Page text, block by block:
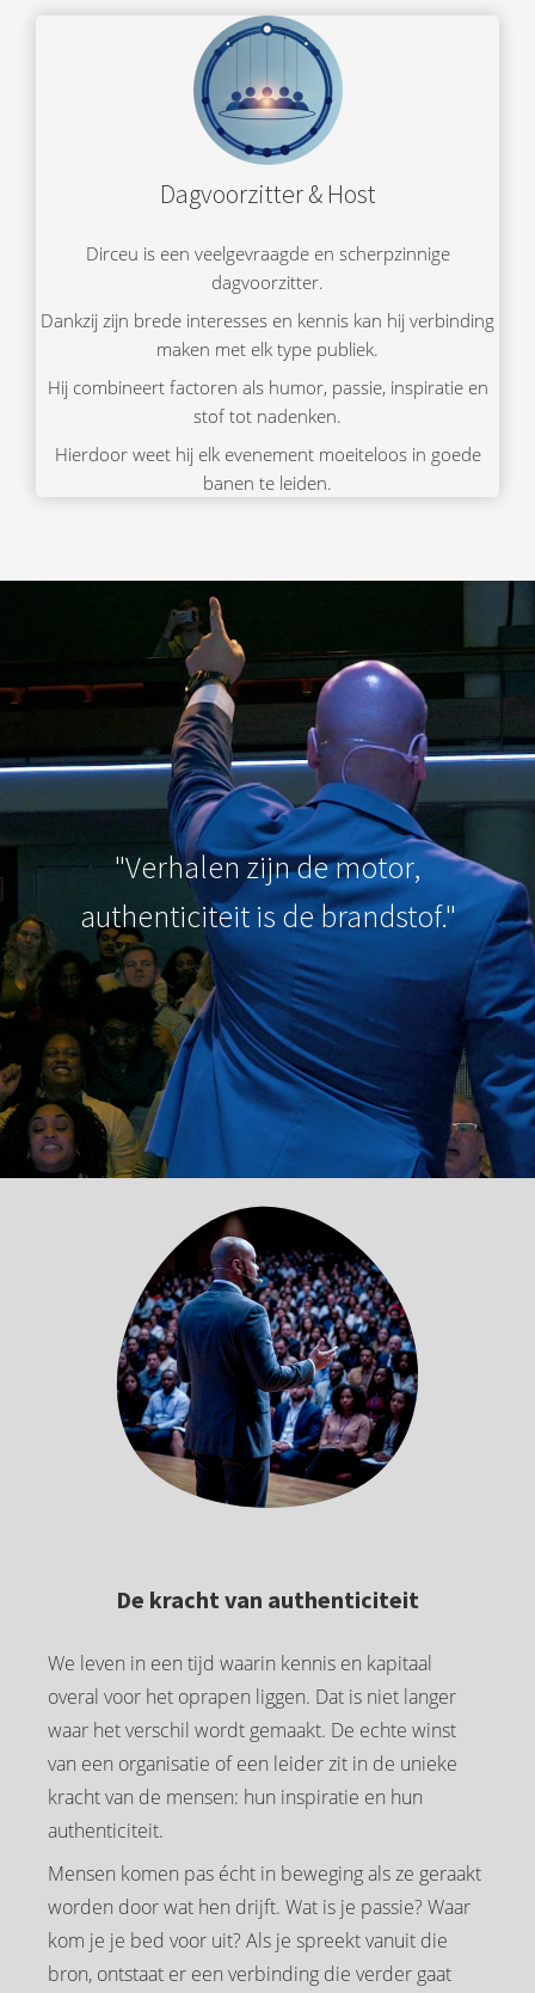
Dagvoorzitter & Host
Dirceu is een veelgevraagde en scherpzinnige
dagvoorzitter.
Dankzij zijn brede interesses en kennis kan hij verbinding
maken met elk type publiek.
Hij combineert factoren als humor, passie, inspiratie en
stof tot nadenken.
Hierdoor weet hij elk evenement moeiteloos in goede
banen te leiden.
"Verhalen zijn de motor,
authenticiteit is de brandstof."
De kracht van authenticiteit
We leven in een tijd waarin kennis en kapitaal
overal voor het oprapen liggen. Dat is niet langer
waar het verschil wordt gemaakt. De echte winst
van een organisatie of een leider zit in de unieke
kracht van de mensen: hun inspiratie en hun
authenticiteit.
Mensen komen pas écht in beweging als ze geraakt
worden door wat hen drijft. Wat is je passie? Waar
kom je je bed voor uit? Als je spreekt vanuit die
bron, ontstaat er een verbinding die verder gaat